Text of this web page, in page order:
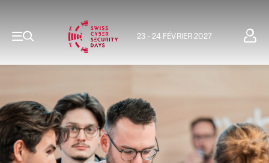
23 - 24 FÉVRIER 2027